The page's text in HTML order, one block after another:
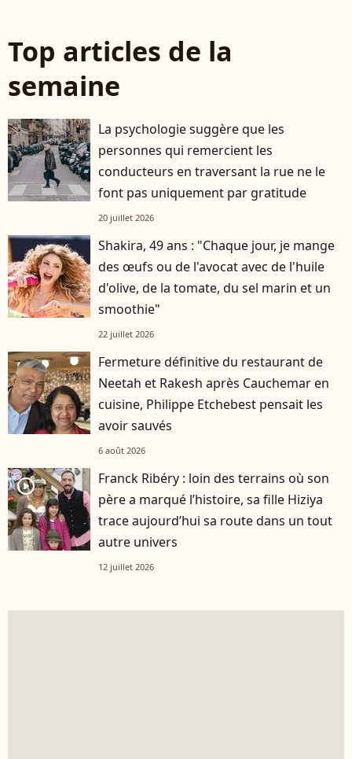
Top articles de la
semaine
La psychologie suggère que les
personnes qui remercient les
conducteurs en traversant la rue ne le
font pas uniquement par gratitude
20 juillet 2026
Shakira, 49 ans : "Chaque jour, je mange
des œufs ou de l'avocat avec de l'huile
d'olive, de la tomate, du sel marin et un
smoothie"
22 juillet 2026
Fermeture définitive du restaurant de
Neetah et Rakesh après Cauchemar en
cuisine, Philippe Etchebest pensait les
avoir sauvés
6 août 2026
player2
Franck Ribéry : loin des terrains où son
père a marqué l’histoire, sa fille Hiziya
trace aujourd’hui sa route dans un tout
autre univers
12 juillet 2026